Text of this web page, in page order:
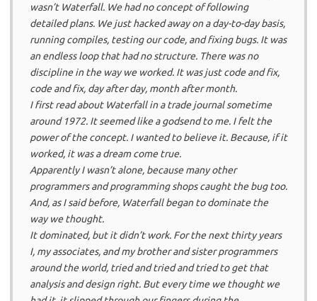
wasn’t Waterfall. We had no concept of following
detailed plans. We just hacked away on a day-to-day basis,
running compiles, testing our code, and fixing bugs. It was
an endless loop that had no structure. There was no
discipline in the way we worked. It was just code and fix,
code and fix, day after day, month after month.
I first read about Waterfall in a trade journal sometime
around 1972. It seemed like a godsend to me. I felt the
power of the concept. I wanted to believe it. Because, if it
worked, it was a dream come true.
Apparently I wasn’t alone, because many other
programmers and programming shops caught the bug too.
And, as I said before, Waterfall began to dominate the
way we thought.
It dominated, but it didn’t work. For the next thirty years
I, my associates, and my brother and sister programmers
around the world, tried and tried and tried to get that
analysis and design right. But every time we thought we